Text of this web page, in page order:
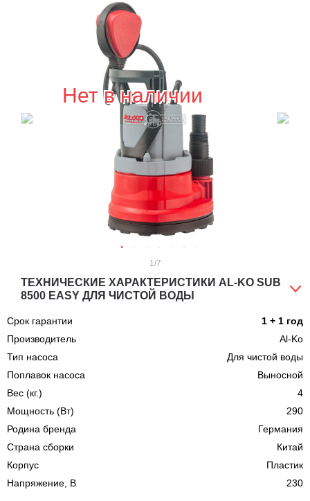
Нет в наличии
1 /7
ТЕХНИЧЕСКИЕ ХАРАКТЕРИСТИКИ AL-KO SUB
8500 EASY ДЛЯ ЧИСТОЙ ВОДЫ
Срок гарантии
1 + 1 год
Производитель
Al-Ko
Тип насоса
Для чистой воды
Поплавок насоса
Выносной
Вес (кг.)
4
Мощность (Вт)
290
Родина бренда
Германия
Страна сборки
Китай
Корпус
Пластик
Напряжение, В
230